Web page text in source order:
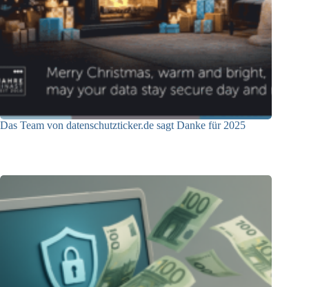
Das Team von datenschutzticker.de sagt Danke für 2025